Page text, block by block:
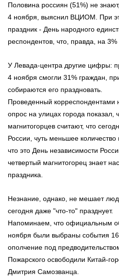
Половина россиян (51%) не
4 ноября, выяснил ВЦИОМ. При
праздник - День народного
респондентов, что, правда, на
У Левада-центра другие цифры:
4 ноября смогли 31% граждан,
собираются его праздновать.
Проведенный корреспондентами
опрос на улицах города показал,
магнитогорцев считают, что
России, чуть меньшее
что это День независимости
четвертый магнитогорец знает
праздника.
Незнание, однако, не мешает
сегодня даже "что-то" празднует.
Напоминаем, что официальным
ноября были выбраны события
ополчение под
Пожарского освободили Китай-
Дмитрия Самозванца.